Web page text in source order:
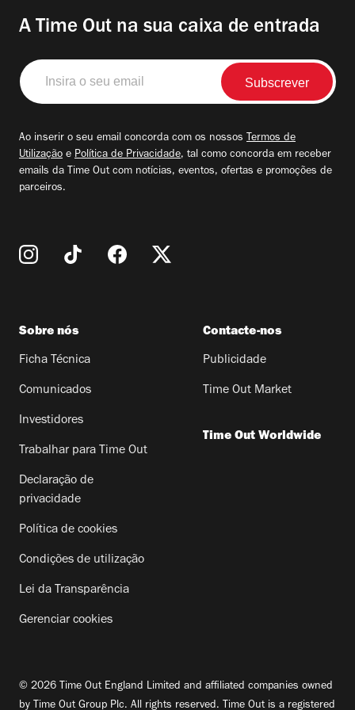
A Time Out na sua caixa de entrada
Insira
o
seu
Ao inserir o seu email concorda com os nossos Termos de
Utilização e Política de Privacidade, tal como concorda em receber
emails da Time Out com notícias, eventos, ofertas e promoções de
parceiros.
Sobre nós
Ficha Técnica
Comunicados
Investidores
Trabalhar para Time Out
Declaração de
privacidade
Política de cookies
Condições de utilização
Lei da Transparência
Gerenciar cookies
Contacte-nos
Publicidade
Time Out Market
Time Out Worldwide
© 2026 Time Out England Limited and affiliated companies owned
by Time Out Group Plc. All rights reserved. Time Out is a registered